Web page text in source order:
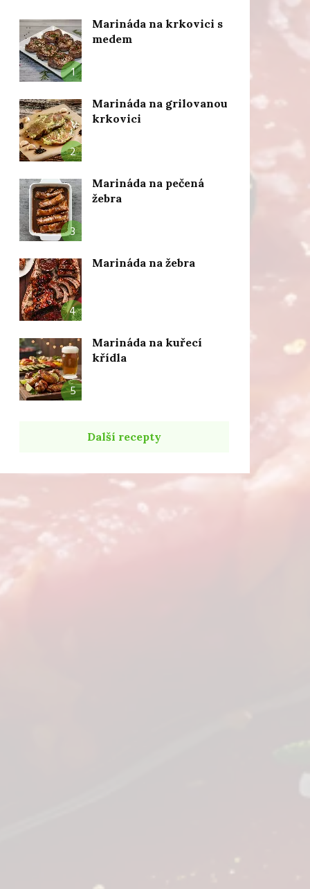
1
Marináda na krkovici s
medem
2
Marináda na grilovanou
krkovici
3
Marináda na pečená
žebra
4
Marináda na žebra
5
Marináda na kuřecí
křídla
Další recepty